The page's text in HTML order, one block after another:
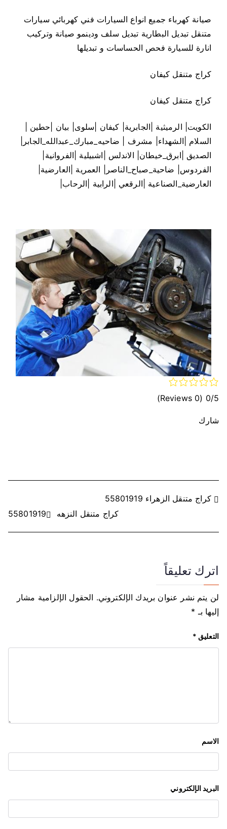
صيانة كهرباء جميع انواع السيارات فني كهربائي سيارات
متنقل تبديل البطارية تبديل سلف ودينمو صيانة وتركيب
انارة للسيارة فحص الحساسات و تبديلها
كراج متنقل كيفان
كراج متنقل كيفان
الكويت| الرميثية |الجابرية| كيفان |سلوى| بيان |حطين |
السلام |الشهداء| مشرف | ضاحيه_مبارك_عبدالله_الجابر|
الصديق |ابرق_خيطان| الاندلس |اشبيلية |الفروانية|
الفردوس| ضاحية_صباح_الناصر| العمرية |العارضية|
العارضية_الصناعية |الرقعي |الرابية |الرحاب|
0/5
(0 Reviews)
شارك
ت
ح
ا
ل
م
ق
ت
كراج متنقل الزهراء 55801919
كراج متنقل النزهه 55801919
اترك تعليقاً
لن يتم نشر عنوان بريدك الإلكتروني. الحقول الإلزامية مشار
إليها بـ *
التعليق *
الاسم
البريد الإلكتروني